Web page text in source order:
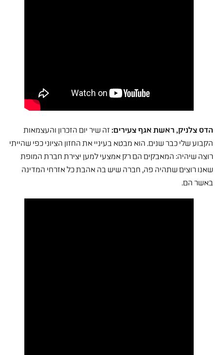
הדס צלניק, ראשת אגף צעירים: זה שיר יום הזכרון והעצמאות
הקבוע שלי כבר שנים. הוא מבטא בעיניי את החזון הציוני כפי שהייתי
רוצה שיהיה: המאבקים הם רק אמצעי למען יצירת חברת המופת
שאנו רוצים שתהיה פה, חברה שיש בה אהבת כל אזרחי המדינה
באשר הם.